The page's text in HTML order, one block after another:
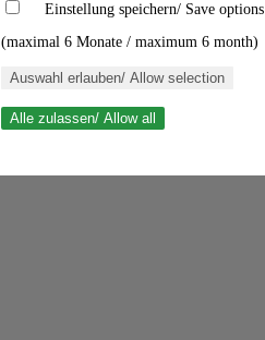
Einstellung speichern/ Save options
(maximal 6 Monate / maximum 6 month)
Auswahl erlauben/ Allow selection
Alle zulassen/ Allow all